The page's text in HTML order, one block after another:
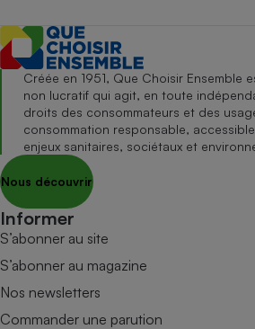
Créée en 1951, Que Choisir Ensemble
non lucratif qui agit, en toute
droits des consommateurs et des
consommation responsable,
enjeux sanitaires, sociétaux et
Nous découvrir
Informer
S’abonner au site
S’abonner au magazine
Nos newsletters
Commander une parution